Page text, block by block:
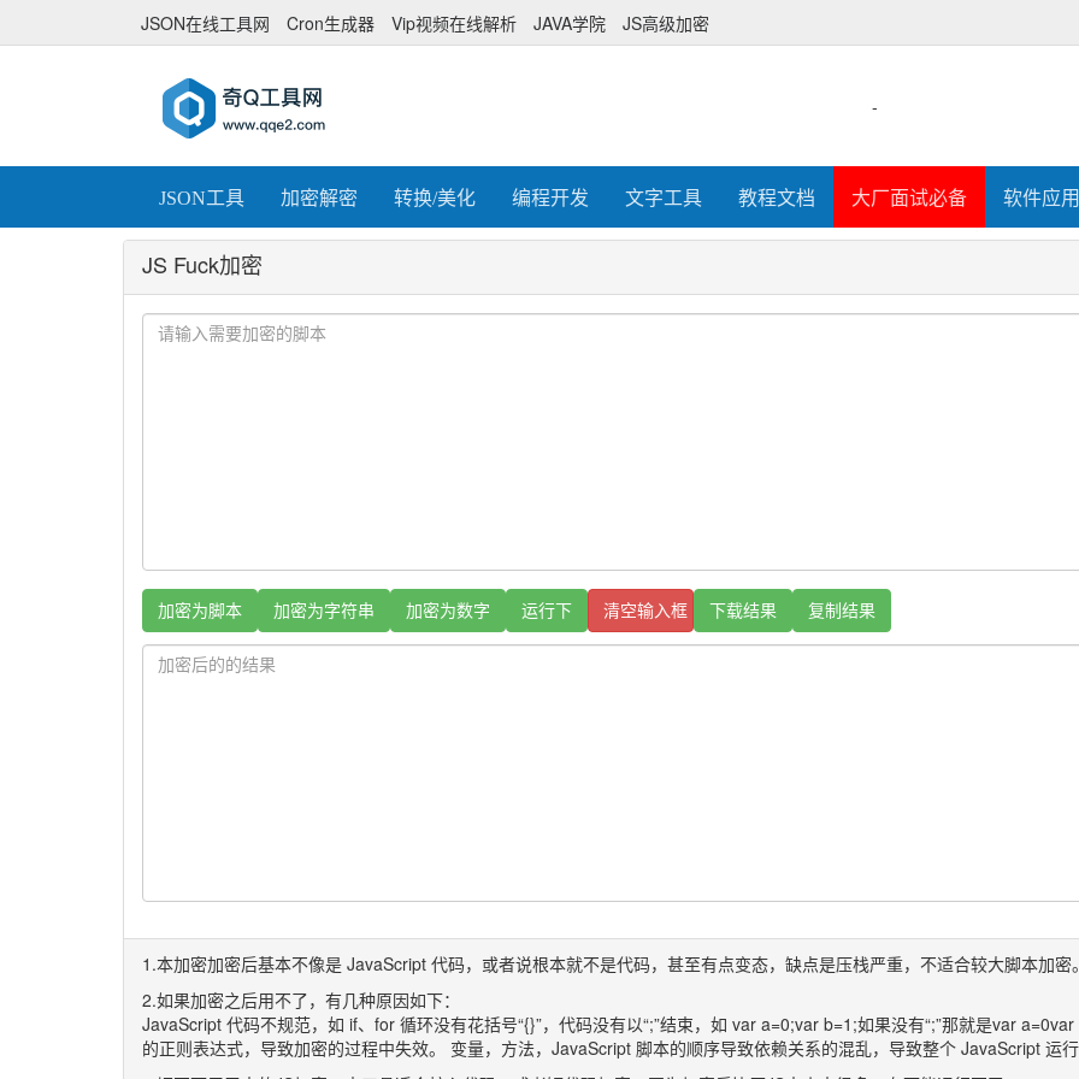
JSON在线工具网 Cron生成器 Vip视频在线解析 JAVA学院 JS高级加密
-
JSON工具 加密解密 转换/美化 编程开发 文字工具 教程文档 大厂面试必备 软件应用
JS Fuck加密
加密为脚本 加密为字符串 加密为数字 运行下 清空输入框 下载结果 复制结果
1.本加密加密后基本不像是 JavaScript 代码，或者说根本就不是代码，甚至有点变态，缺点是压栈严重，不适合较大脚本加密
2.如果加密之后用不了，有几种原因如下：
JavaScript 代码不规范，如 if、for 循环没有花括号“{}”，代码没有以“;”结束，如 var a=0;var b=1;如果没有“;”那就是var
的正则表达式，导致加密的过程中失效。 变量，方法，JavaScript 脚本的顺序导致依赖关系的混乱，导致整个 JavaScript 运